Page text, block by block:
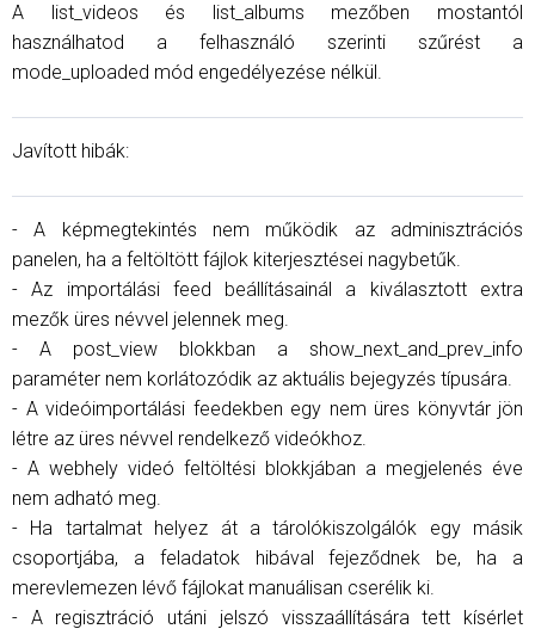
A list_videos és list_albums mezőben mostantól
használhatod a felhasználó szerinti szűrést a
mode_uploaded mód engedélyezése nélkül.
Javított hibák:
- A képmegtekintés nem működik az adminisztrációs
panelen, ha a feltöltött fájlok kiterjesztései nagybetűk.
- Az importálási feed beállításainál a kiválasztott extra
mezők üres névvel jelennek meg.
- A post_view blokkban a show_next_and_prev_info
paraméter nem korlátozódik az aktuális bejegyzés típusára.
- A videóimportálási feedekben egy nem üres könyvtár jön
létre az üres névvel rendelkező videókhoz.
- A webhely videó feltöltési blokkjában a megjelenés éve
nem adható meg.
- Ha tartalmat helyez át a tárolókiszolgálók egy másik
csoportjába, a feladatok hibával fejeződnek be, ha a
merevlemezen lévő fájlokat manuálisan cserélik ki.
- A regisztráció utáni jelszó visszaállítására tett kísérlet